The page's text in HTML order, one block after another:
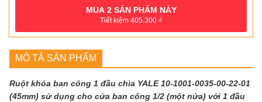
MUA 2SẢN PHẨM NÀY
Tiết kiệm 405.300 ₫
MÔ TẢ SẢN PHẨM
Ruột khóa ban công 1 đầu chìa YALE 10-1001-0035-00-22-01
(45mm) sử dụng cho cửa ban công 1/2 (một nửa) với 1 đầu